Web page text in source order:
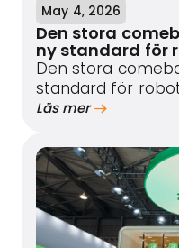
May 4, 2026
Den stora
ny standard för
Den stora
standard för
Läs mer